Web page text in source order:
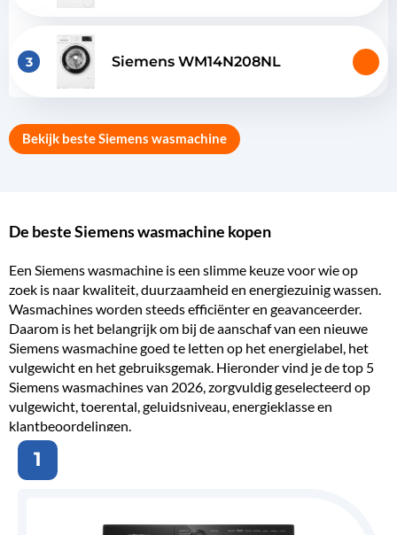
3 Siemens WM14N208NL
Bekijk beste Siemens wasmachine
De beste Siemens wasmachine kopen
Een Siemens wasmachine is een slimme keuze voor wie op
zoek is naar kwaliteit, duurzaamheid en energiezuinigwassen.
Wasmachines worden steeds efficiënter en geavanceerder.
Daarom is het belangrijk om bij de aanschaf van een nieuwe
Siemens wasmachine goed te letten op het energielabel, het
vulgewicht en het gebruiksgemak. Hieronder vind je de top 5
Siemens wasmachines van 2026, zorgvuldig geselecteerd op
vulgewicht, toerental, geluidsniveau, energieklasse en
klantbeoordelingen.
1